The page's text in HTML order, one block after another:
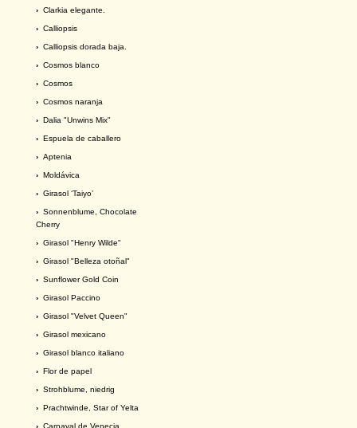
› Clarkia elegante.
› Calliopsis
› Calliopsis dorada baja.
› Cosmos blanco
› Cosmos
› Cosmos naranja
› Dalia "Unwins Mix"
› Espuela de caballero
› Aptenia
› Moldávica
› Girasol ‘Taiyo’
› Sonnenblume, Chocolate
Cherry
› Girasol "Henry Wilde"
› Girasol "Belleza otoñal"
› Sunflower Gold Coin
› Girasol Paccino
› Girasol "Velvet Queen"
› Girasol mexicano
› Girasol blanco italiano
› Flor de papel
› Strohblume, niedrig
› Prachtwinde, Star of Yelta
› Carnaval de Venecia.